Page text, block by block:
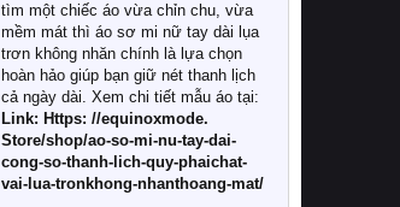
1. Tại sao các gia đình hiện đại lại ưa
chuộng chăn ga gối đệm cao cấp?
Khác với các dòng sản phẩm thông
thường, những bộ chăn ga gối đệm
cao cấp trải qua quy trình sản xuất
nghiêm ngặt từ khâu chọn lọc nguyên
liệu tự nhiên đến công nghệ dệt
nhuộm hiện đại không chứa hóa chất
tìm một chiếc áo vừa chỉn chu, vừa
mềm mát thì áo sơ mi nữ tay dài lụa
trơn không nhăn chính là lựa chọn
hoàn hảo giúp bạn giữ nét thanh lịch
cả ngày dài. Xem chi tiết mẫu áo tại:
Link: Https: //equinoxmode.
Store/shop/ao-so-mi-nu-tay-dai-
cong-so-thanh-lich-quy-phaichat-
vai-lua-tronkhong-nhanthoang-mat/